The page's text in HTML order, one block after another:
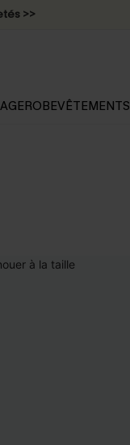
>>
ROBEVÊTEMENTS